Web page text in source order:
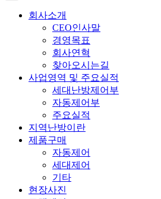
회사소개
CEO인사말
경영목표
회사연혁
찾아오시는길
사업영역 및 주요실적
세대난방제어부
자동제어부
주요실적
지역난방이란
제품구매
자동제어
세대제어
기타
현장사진